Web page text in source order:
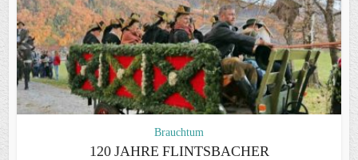
Brauchtum
120 JAHRE FLINTSBACHER